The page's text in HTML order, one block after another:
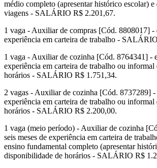
médio completo (apresentar histórico escolar)
viagens - SALÁRIO R$ 2.201,67.
1 vaga - Auxiliar de compras [Cód. 8808017] -
experiência em carteira de trabalho -
1 vaga - Auxiliar de cozinha [Cód. 8764341] -
experiência em carteira de trabalho ou
horários - SALÁRIO R$ 1.751,34.
2 vagas - Auxiliar de cozinha [Cód. 8737289] -
experiência em carteira de trabalho ou
horários - SALÁRIO R$ 2.200,00.
1 vaga (meio período) - Auxiliar de cozinha
seis meses de experiência em carteira de
ensino fundamental completo (apresentar
disponibilidade de horários - SALÁRIO R$